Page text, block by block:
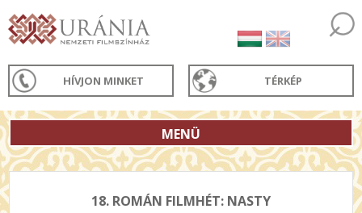
HÍVJON MINKET TÉRKÉP
MENÜ
18. ROMÁN FILMHÉT: NASTY